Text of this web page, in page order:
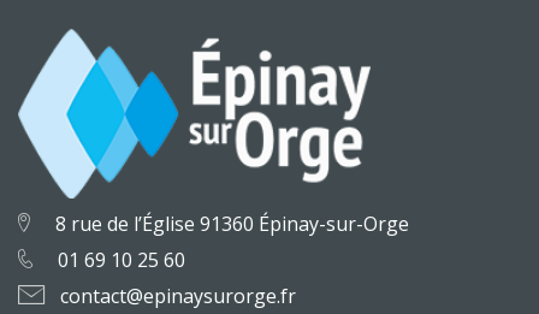
8 rue de l’Église 91360 Épinay-sur-Orge
01 69 10 25 60
contact@epinaysurorge.fr